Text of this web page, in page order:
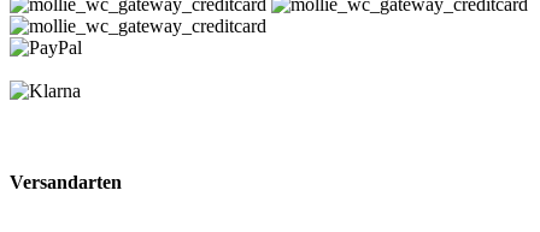
Versandarten